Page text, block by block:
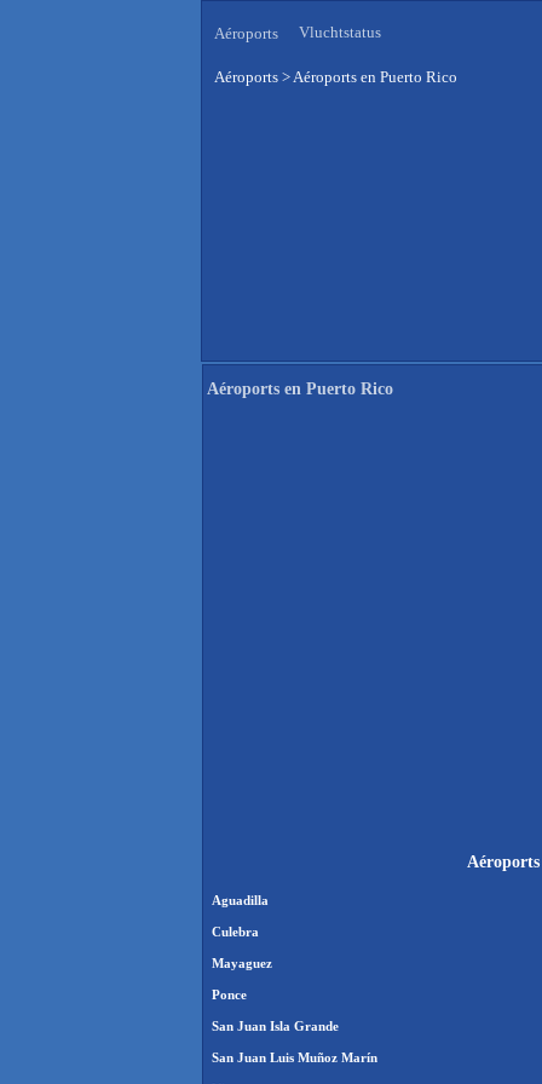
Aéroports Vluchtstatus
Aéroports >Aéroports en Puerto Rico
Aéroports en Puerto Rico
Aguadilla
Culebra
Mayaguez
Ponce
San Juan Isla Grande
San Juan Luis Muñoz Marín